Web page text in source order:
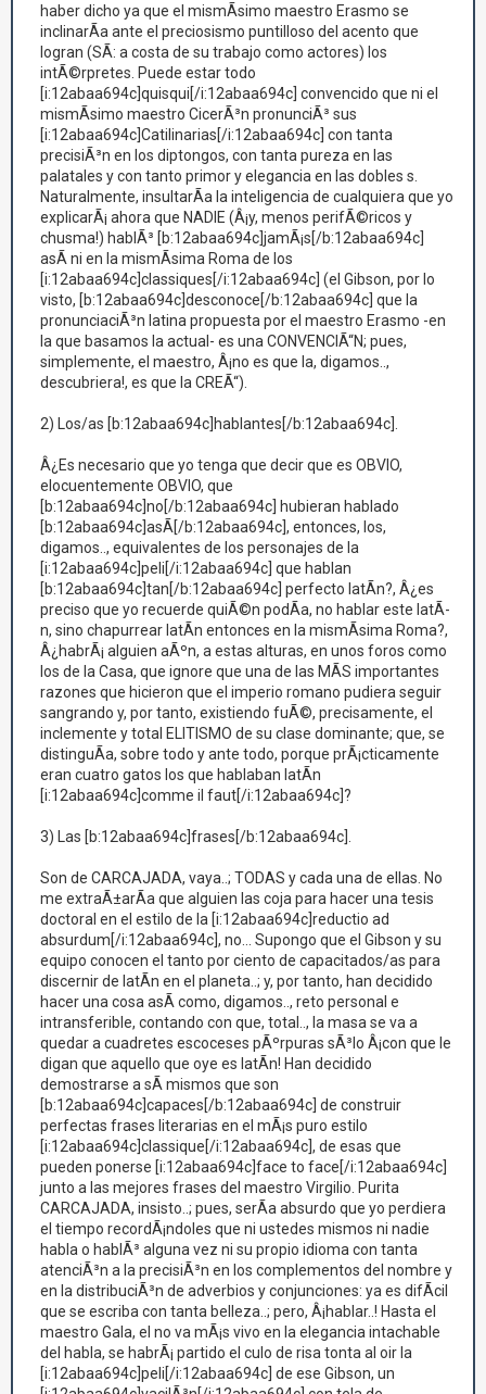
haber dicho ya que el mismÃ­simo maestro Erasmo se
inclinarÃ­a ante el preciosismo puntilloso del acento que
logran (SÃ: a costa de su trabajo como actores) los
intÃ©rpretes. Puede estar todo
[i:12abaa694c]quisqui[/i:12abaa694c] convencido que ni el
mismÃ­simo maestro CicerÃ³n pronunciÃ³ sus
[i:12abaa694c]Catilinarias[/i:12abaa694c] con tanta
precisiÃ³n en los diptongos, con tanta pureza en las
palatales y con tanto primor y elegancia en las dobles s.
Naturalmente, insultarÃ­a la inteligencia de cualquiera que yo
explicarÃ¡ ahora que NADIE (Â¡y, menos perifÃ©ricos y
chusma!) hablÃ³ [b:12abaa694c]jamÃ¡s[/b:12abaa694c]
asÃ­ ni en la mismÃ­sima Roma de los
[i:12abaa694c]classiques[/i:12abaa694c] (el Gibson, por lo
visto, [b:12abaa694c]desconoce[/b:12abaa694c] que la
pronunciaciÃ³n latina propuesta por el maestro Erasmo -en
la que basamos la actual- es una CONVENCIÃ“N; pues,
simplemente, el maestro, Â¡no es que la, digamos..,
descubriera!, es que la CREÃ“).
2) Los/as [b:12abaa694c]hablantes[/b:12abaa694c].
Â¿Es necesario que yo tenga que decir que es OBVIO,
elocuentemente OBVIO, que
[b:12abaa694c]no[/b:12abaa694c] hubieran hablado
[b:12abaa694c]asÃ­[/b:12abaa694c], entonces, los,
digamos.., equivalentes de los personajes de la
[i:12abaa694c]peli[/i:12abaa694c] que hablan
[b:12abaa694c]tan[/b:12abaa694c] perfecto latÃ­n?, Â¿es
preciso que yo recuerde quiÃ©n podÃ­a, no hablar este latÃ­
n, sino chapurrear latÃ­n entonces en la mismÃ­sima Roma?,
Â¿habrÃ¡ alguien aÃºn, a estas alturas, en unos foros como
los de la Casa, que ignore que una de las MÃS importantes
razones que hicieron que el imperio romano pudiera seguir
sangrando y, por tanto, existiendo fuÃ©, precisamente, el
inclemente y total ELITISMO de su clase dominante; que, se
distinguÃ­a, sobre todo y ante todo, porque prÃ¡cticamente
eran cuatro gatos los que hablaban latÃ­n
[i:12abaa694c]comme il faut[/i:12abaa694c]?
3) Las [b:12abaa694c]frases[/b:12abaa694c].
Son de CARCAJADA, vaya..; TODAS y cada una de ellas. No
me extraÃ±arÃ­a que alguien las coja para hacer una tesis
doctoral en el estilo de la [i:12abaa694c]reductio ad
absurdum[/i:12abaa694c], no... Supongo que el Gibson y su
equipo conocen el tanto por ciento de capacitados/as para
discernir de latÃ­n en el planeta..; y, por tanto, han decidido
hacer una cosa asÃ­ como, digamos.., reto personal e
intransferible, contando con que, total.., la masa se va a
quedar a cuadretes escoceses pÃºrpuras sÃ³lo Â¡con que le
digan que aquello que oye es latÃ­n! Han decidido
demostrarse a sÃ­ mismos que son
[b:12abaa694c]capaces[/b:12abaa694c] de construir
perfectas frases literarias en el mÃ¡s puro estilo
[i:12abaa694c]classique[/i:12abaa694c], de esas que
pueden ponerse [i:12abaa694c]face to face[/i:12abaa694c]
junto a las mejores frases del maestro Virgilio. Purita
CARCAJADA, insisto..; pues, serÃ­a absurdo que yo perdiera
el tiempo recordÃ¡ndoles que ni ustedes mismos ni nadie
habla o hablÃ³ alguna vez ni su propio idioma con tanta
atenciÃ³n a la precisiÃ³n en los complementos del nombre y
en la distribuciÃ³n de adverbios y conjunciones: ya es difÃ­cil
que se escriba con tanta belleza..; pero, Â¡hablar..! Hasta el
maestro Gala, el no va mÃ¡s vivo en la elegancia intachable
del habla, se habrÃ¡ partido el culo de risa tonta al oir la
[i:12abaa694c]peli[/i:12abaa694c] de ese Gibson, un